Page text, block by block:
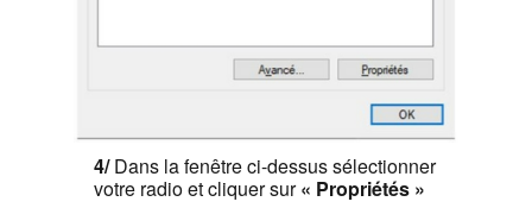
4/Dans la fenêtre ci-dessus sélectionner
votre radio et cliquer sur« Propriétés »